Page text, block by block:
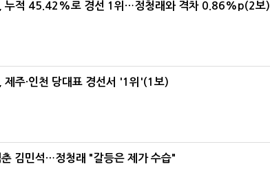
누적 45.42%로 경선 1위…정청래와 격차 0.86%p(2보)
제주·인천 당대표 경선서 '1위'(1보)
김민석…정청래 "갈등은 제가 수습"